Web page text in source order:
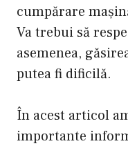
cumpărare
Va trebui să
asemenea,
putea fi dificilă.
În acest articol
importante